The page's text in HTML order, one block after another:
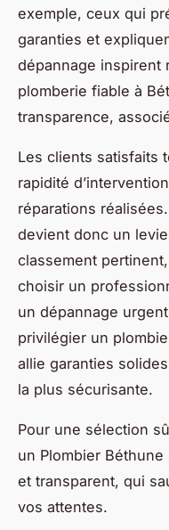
exemple, ceux qui
garanties et
dépannage inspirent
plomberie fiable à
transparence,
Les clients satisfaits
rapidité
réparations
devient donc un
classement
choisir un
un dépannage
privilégier un
allie garanties
la plus sécurisante.
Pour une sélection
un Plombier
et transparent, qui
vos attentes.